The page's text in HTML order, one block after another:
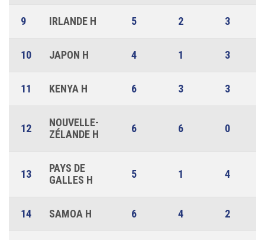
9 IRLANDE H 5 2 3
10 JAPON H 4 1 3
11 KENYA H 6 3 3
12
NOUVELLE-
ZÉLANDE H
6 6 0
13
PAYS DE
GALLES H
5 1 4
14 SAMOA H 6 4 2